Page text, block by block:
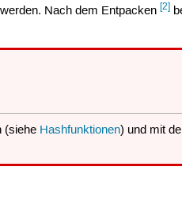
Nach dem Entpacken[2]
(siehe Hashfunktionen) und mit